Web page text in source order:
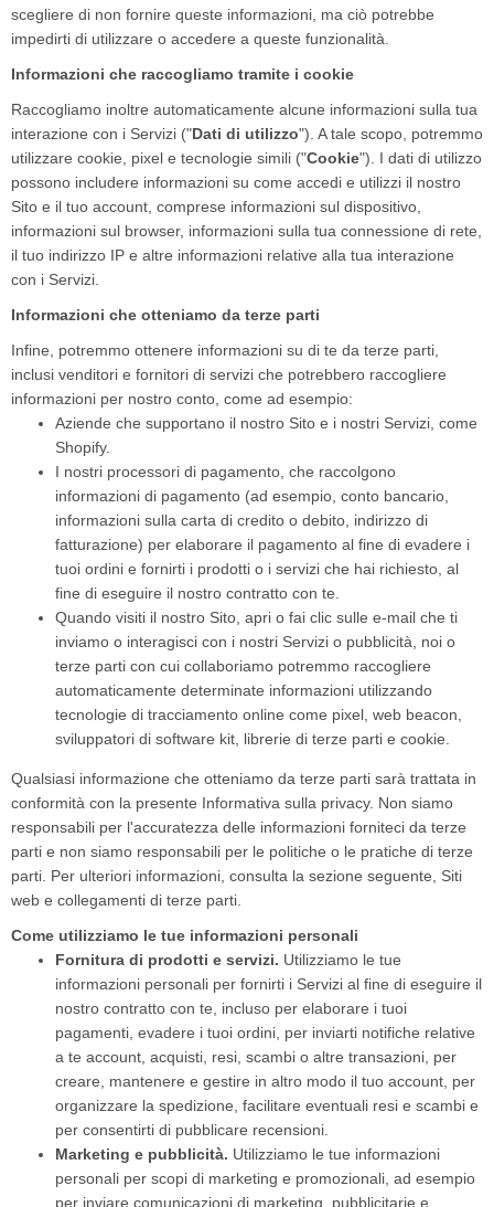
scegliere di non fornire queste informazioni, ma ciò potrebbe
impedirti di utilizzare o accedere a queste funzionalità.
Informazioni che raccogliamo tramite i cookie
Raccogliamo inoltre automaticamente alcune informazioni sulla tua
interazione con i Servizi ("Dati di utilizzo"). A tale scopo, potremmo
utilizzare cookie, pixel e tecnologie simili ("Cookie"). I dati di utilizzo
possono includere informazioni su come accedi e utilizzi il nostro
Sito e il tuo account, comprese informazioni sul dispositivo,
informazioni sul browser, informazioni sulla tua connessione di rete,
il tuo indirizzo IP e altre informazioni relative alla tua interazione
con i Servizi.
Informazioni che otteniamo da terze parti
Infine, potremmo ottenere informazioni su di te da terze parti,
inclusi venditori e fornitori di servizi che potrebbero raccogliere
informazioni per nostro conto, come ad esempio:
Aziende che supportano il nostro Sito e i nostri Servizi, come
Shopify.
I nostri processori di pagamento, che raccolgono
informazioni di pagamento (ad esempio, conto bancario,
informazioni sulla carta di credito o debito, indirizzo di
fatturazione) per elaborare il pagamento al fine di evadere i
tuoi ordini e fornirti i prodotti o i servizi che hai richiesto, al
fine di eseguire il nostro contratto con te.
Quando visiti il ​​nostro Sito, apri o fai clic sulle e-mail che ti
inviamo o interagisci con i nostri Servizi o pubblicità, noi o
terze parti con cui collaboriamo potremmo raccogliere
automaticamente determinate informazioni utilizzando
tecnologie di tracciamento online come pixel, web beacon,
sviluppatori di software kit, librerie di terze parti e cookie.
Qualsiasi informazione che otteniamo da terze parti sarà trattata in
conformità con la presente Informativa sulla privacy. Non siamo
responsabili per l'accuratezza delle informazioni forniteci da terze
parti e non siamo responsabili per le politiche o le pratiche di terze
parti. Per ulteriori informazioni, consulta la sezione seguente, Siti
web e collegamenti di terze parti.
Come utilizziamo le tue informazioni personali
Fornitura di prodotti e servizi. Utilizziamo le tue
informazioni personali per fornirti i Servizi al fine di eseguire il
nostro contratto con te, incluso per elaborare i tuoi
pagamenti, evadere i tuoi ordini, per inviarti notifiche relative
a te account, acquisti, resi, scambi o altre transazioni, per
creare, mantenere e gestire in altro modo il tuo account, per
organizzare la spedizione, facilitare eventuali resi e scambi e
per consentirti di pubblicare recensioni.
Marketing e pubblicità. Utilizziamo le tue informazioni
personali per scopi di marketing e promozionali, ad esempio
per inviare comunicazioni di marketing, pubblicitarie e